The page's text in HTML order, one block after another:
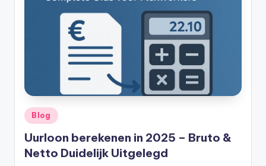
n
e
Geplaatst
in
Blog
Uurloon berekenen in 2025 – Bruto &
Netto Duidelijk Uitgelegd